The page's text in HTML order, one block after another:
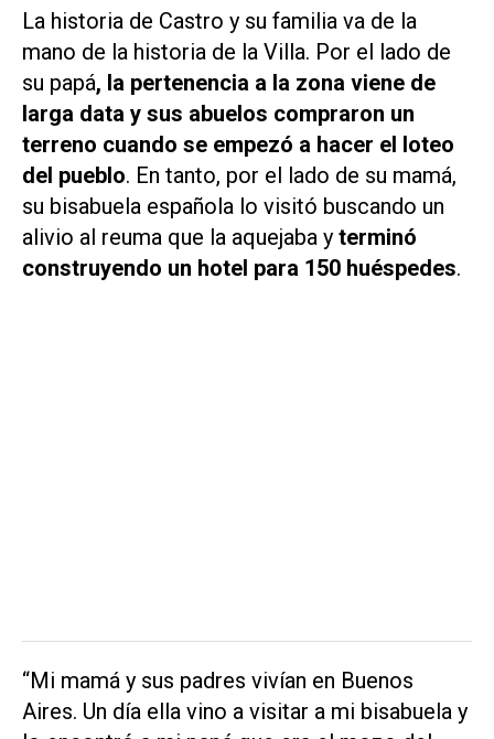
La historia de Castro y su familia va de la
mano de la historia de la Villa. Por el lado de
su papá, la pertenencia a la zona viene de
larga data y sus abuelos compraron un
terreno cuando se empezó a hacer el loteo
del pueblo. En tanto, por el lado de su mamá,
su bisabuela española lo visitó buscando un
alivio al reuma que la aquejaba y terminó
construyendo un hotel para 150 huéspedes.
“Mi mamá y sus padres vivían en Buenos
Aires. Un día ella vino a visitar a mi bisabuela y